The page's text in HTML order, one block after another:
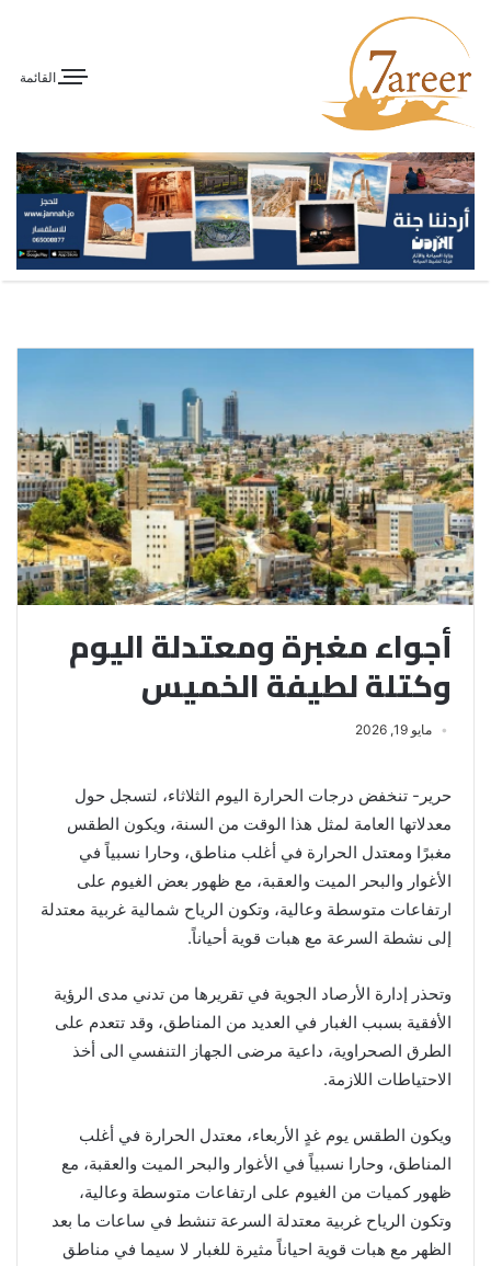
القائمة
أجواء مغبرة ومعتدلة اليوم
وكتلة لطيفة الخميس
مايو 19, 2026
حرير- تنخفض درجات الحرارة اليوم الثلاثاء، لتسجل حول
معدلاتها العامة لمثل هذا الوقت من السنة، ويكون الطقس
مغبرًا ومعتدل الحرارة في أغلب مناطق، وحارا نسبياً في
الأغوار والبحر الميت والعقبة، مع ظهور بعض الغيوم على
ارتفاعات متوسطة وعالية، وتكون الرياح شمالية غربية معتدلة
إلى نشطة السرعة مع هبات قوية أحياناً.
وتحذر إدارة الأرصاد الجوية في تقريرها من تدني مدى الرؤية
الأفقية بسبب الغبار في العديد من المناطق، وقد تتعدم على
الطرق الصحراوية، داعية مرضى الجهاز التنفسي الى أخذ
الاحتياطات اللازمة.
ويكون الطقس يوم غدٍ الأربعاء، معتدل الحرارة في أغلب
المناطق، وحارا نسبياً في الأغوار والبحر الميت والعقبة، مع
ظهور كميات من الغيوم على ارتفاعات متوسطة وعالية،
وتكون الرياح غربية معتدلة السرعة تنشط في ساعات ما بعد
الظهر مع هبات قوية احياناً مثيرة للغبار لا سيما في مناطق